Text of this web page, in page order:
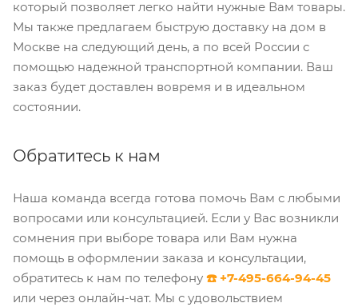
который позволяет легко найти нужные Вам товары.
Мы также предлагаем быструю доставку на дом в
Москве на следующий день, а по всей России с
помощью надежной транспортной компании. Ваш
заказ будет доставлен вовремя и в идеальном
состоянии.
Обратитесь к нам
Наша команда всегда готова помочь Вам с любыми
вопросами или консультацией. Если у Вас возникли
сомнения при выборе товара или Вам нужна
помощь в оформлении заказа и консультации,
обратитесь к нам по телефону ☎️ +7-495-664-94-45
или через онлайн-чат. Мы с удовольствием